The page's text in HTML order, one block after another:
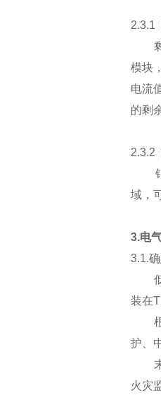
2.3.1
剩
模块
电流
的剩
2.3.2
铂
域，
3.电
3.1.
低
装在
根
护、
末
火灾